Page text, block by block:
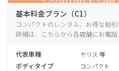
基本料金プラン（C1）
コンパクトのレンタル、お得な割
詳細は、こちらから各店舗にお電話
代表車種 ヤリス 等
ボディタイプ コンパクト